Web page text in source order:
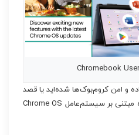
و امن کروم‌بوک‌ها شده‌اید یا قصد
دارید از تمام ظرفیت‌های دستگاه مبتنی بر سیستم‌عامل Chrome OS